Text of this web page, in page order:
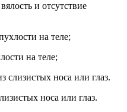
и отсутствие
на теле;
на теле;
слизистых носа или глаз.
носа или глаз.